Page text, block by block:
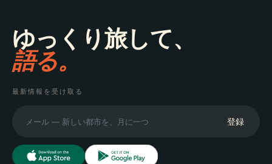
ゆっくり旅して、
語る。
最新情報を受け取る
登録